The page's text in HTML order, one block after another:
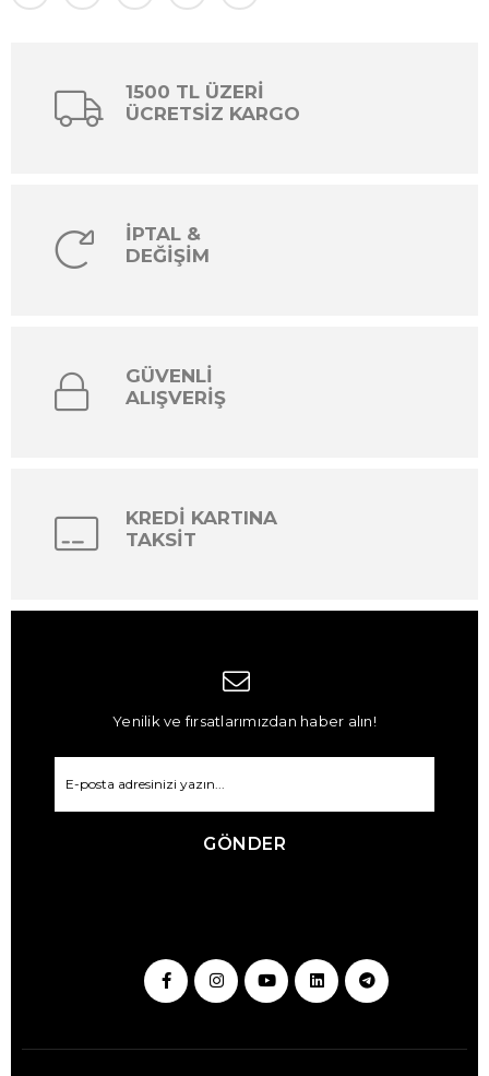
1500 TL ÜZERİ
ÜCRETSİZ KARGO
İPTAL &
DEĞİŞİM
GÜVENLİ
ALIŞVERİŞ
KREDİ KARTINA
TAKSİT
Yenilik ve fırsatlarımızdan haber alın!
GÖNDER